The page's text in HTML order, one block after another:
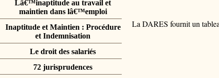
Lâ€™inaptitude au travail et
maintien dans lâ€™emploi
Inaptitude et Maintien : Procédure
et Indemnisation
Le droit des salariés
72 jurisprudences
La DARES fournit un